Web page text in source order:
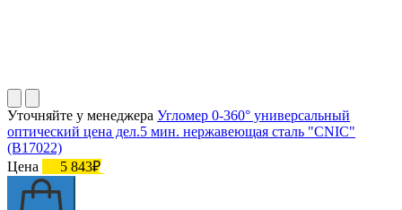
Уточняйте у менеджера Угломер 0-360° универсальный
оптический цена дел.5 мин. нержавеющая сталь "CNIC"
(В17022)
Цена
5 843₽